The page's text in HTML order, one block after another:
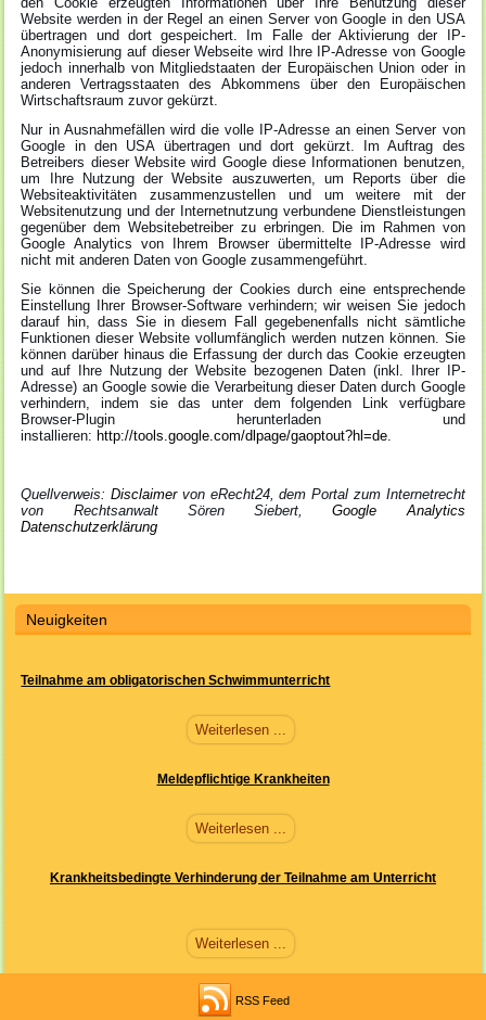
Website werden in der Regel an einen Server von Google in den USA
übertragen und dort gespeichert. Im Falle der Aktivierung der IP-
Anonymisierung auf dieser Webseite wird Ihre IP-Adresse von Google
jedoch innerhalb von Mitgliedstaaten der Europäischen Union oder in
anderen Vertragsstaaten des Abkommens über den Europäischen
Wirtschaftsraum zuvor gekürzt.
Nur in Ausnahmefällen wird die volle IP-Adresse an einen Server von
Google in den USA übertragen und dort gekürzt. Im Auftrag des
Betreibers dieser Website wird Google diese Informationen benutzen,
um Ihre Nutzung der Website auszuwerten, um Reports über die
Websiteaktivitäten zusammenzustellen und um weitere mit der
Websitenutzung und der Internetnutzung verbundene Dienstleistungen
gegenüber dem Websitebetreiber zu erbringen. Die im Rahmen von
Google Analytics von Ihrem Browser übermittelte IP-Adresse wird
nicht mit anderen Daten von Google zusammengeführt.
Sie können die Speicherung der Cookies durch eine entsprechende
Einstellung Ihrer Browser-Software verhindern; wir weisen Sie jedoch
darauf hin, dass Sie in diesem Fall gegebenenfalls nicht sämtliche
Funktionen dieser Website vollumfänglich werden nutzen können. Sie
können darüber hinaus die Erfassung der durch das Cookie erzeugten
und auf Ihre Nutzung der Website bezogenen Daten (inkl. Ihrer IP-
Adresse) an Google sowie die Verarbeitung dieser Daten durch Google
verhindern, indem sie das unter dem folgenden Link verfügbare
Browser-Plugin herunterladen und
installieren: http://tools.google.com/dlpage/gaoptout?hl=de.
Quellverweis:Disclaimervon eRecht24, dem Portal zum Internetrecht
von Rechtsanwalt Sören Siebert,Google Analytics
Datenschutzerklärung
Neuigkeiten
Teilnahme am obligatorischen Schwimmunterricht
Weiterlesen ...
Meldepflichtige Krankheiten
Weiterlesen ...
Krankheitsbedingte Verhinderung der Teilnahme am Unterricht
Weiterlesen ...
RSS Feed